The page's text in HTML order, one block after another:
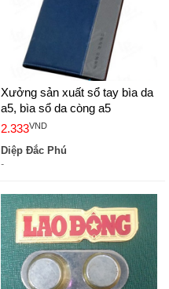
Xưởng sản xuất sổ tay bìa da
a5, bìa sổ da còng a5
2.333VND
Diệp Đắc Phú
-